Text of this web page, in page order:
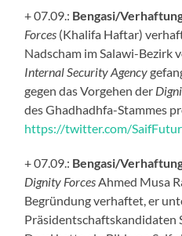
+ 07.09.: Bengasi/
Forces (Khalifa Haftar)
Nadscham im Salawi-Bezirk
Internal Security Agency
gegen das Vorgehen der
des Ghadhadhfa-Stammes
https://twitter.com/
+ 07.09.: Bengasi/
Dignity Forces Ahmed Musa
Begründung verhaftet, er
Präsidentschaftskandidaten